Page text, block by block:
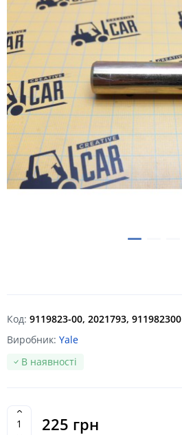
Код: 9119823-00, 2021793, 911982300
Виробник: Yale
В наявності
225 грн